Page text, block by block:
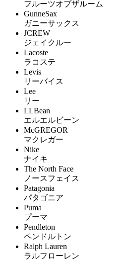
フルーツオブザルーム
GunneSax
ガニーサックス
JCREW
ジェイクルー
Lacoste
ラコステ
Levis
リーバイス
Lee
リー
LLBean
エルエルビーン
McGREGOR
マクレガー
Nike
ナイキ
The North Face
ノースフェイス
Patagonia
パタゴニア
Puma
プーマ
Pendleton
ペンドルトン
Ralph Lauren
ラルフローレン